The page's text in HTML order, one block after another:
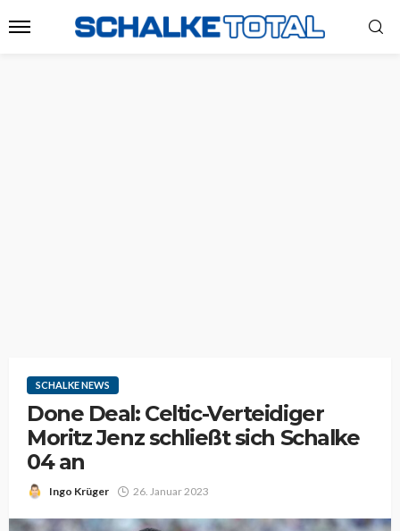
SCHALKE NEWS
Done Deal: Celtic-Verteidiger
Moritz Jenz schließt sich Schalke
04 an
Ingo Krüger 26. Januar 2023